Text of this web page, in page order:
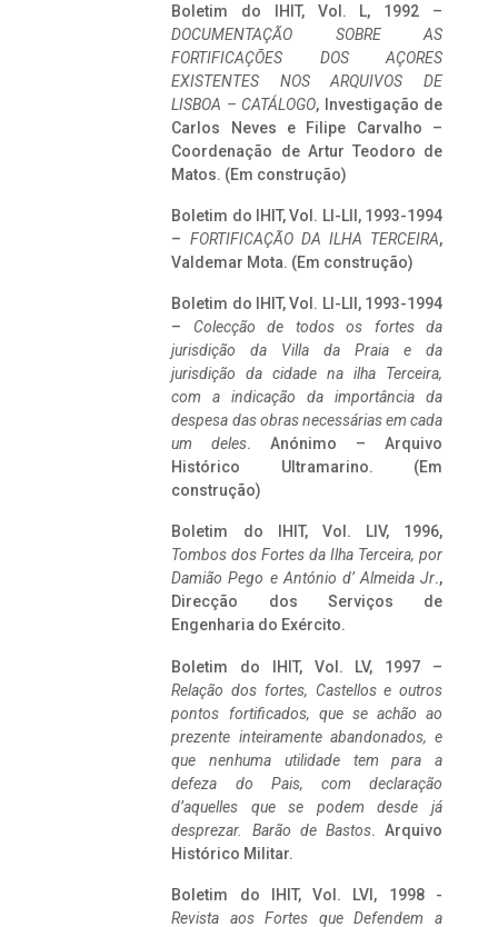
Boletim do IHIT, Vol. L, 1992 –
DOCUMENTAÇÃO SOBRE AS
FORTIFICAÇÕES DOS AÇORES
EXISTENTES NOS ARQUIVOS DE
LISBOA – CATÁLOGO, Investigação de
Carlos Neves e Filipe Carvalho –
Coordenação de Artur Teodoro de
Matos. (Em construção)
Boletim do IHIT, Vol. LI-LII, 1993-1994
– FORTIFICAÇÃO DA ILHA TERCEIRA,
Valdemar Mota. (Em construção)
Boletim do IHIT, Vol. LI-LII, 1993-1994
– Colecção de todos os fortes da
jurisdição da Villa da Praia e da
jurisdição da cidade na ilha Terceira,
com a indicação da importância da
despesa das obras necessárias em cada
um deles. Anónimo – Arquivo
Histórico Ultramarino. (Em
construção)
Boletim do IHIT, Vol. LIV, 1996,
Tombos dos Fortes da Ilha Terceira, por
Damião Pego e António d’ Almeida Jr.,
Direcção dos Serviços de
Engenharia do Exército.
Boletim do IHIT, Vol. LV, 1997 –
Relação dos fortes, Castellos e outros
pontos fortificados, que se achão ao
prezente inteiramente abandonados, e
que nenhuma utilidade tem para a
defeza do Pais, com declaração
d’aquelles que se podem desde já
desprezar. Barão de Bastos. Arquivo
Histórico Militar.
Boletim do IHIT, Vol. LVI, 1998 -
Revista aos Fortes que Defendem a